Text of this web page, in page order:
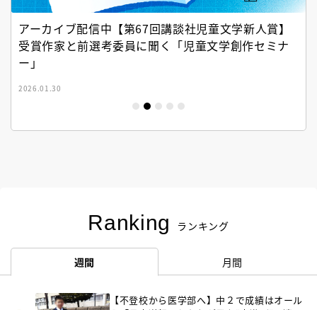
アーカイブ配信中【第67回講談社児童文学新人賞】
受賞作家と前選考委員に聞く「児童文学創作セミナ
ー」
2026.01.30
Ranking ランキング
週間 月間
【不登校から医学部へ】中２で成績はオール